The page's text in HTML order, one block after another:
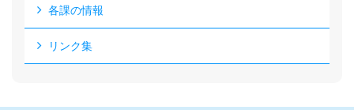
各課の情報
リンク集